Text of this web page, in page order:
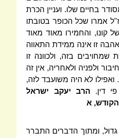
בחיים שלו. ועניין הכרת
אמרו שכל הכופר בטובתו
קונו, והחמירו מאוד מאוד
זו אינה ממידת התאווה
בזה, ולכוונה זו
ולפניה ולאחריה, אין זה
לא היה משועבד לזה,
דין. הרב יעקב ישראל
הקודש, א
גדול, ומתוך הדברים התברר